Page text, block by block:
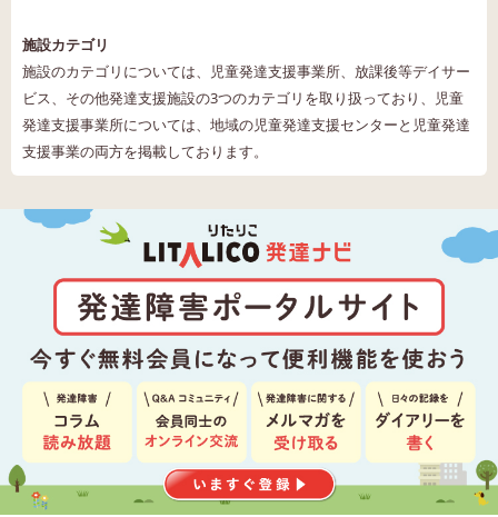
施設カテゴリ
施設のカテゴリについては、児童発達支援事業所、放課後等デイサー
ビス、その他発達支援施設の3つのカテゴリを取り扱っており、児童
発達支援事業所については、地域の児童発達支援センターと児童発達
支援事業の両方を掲載しております。